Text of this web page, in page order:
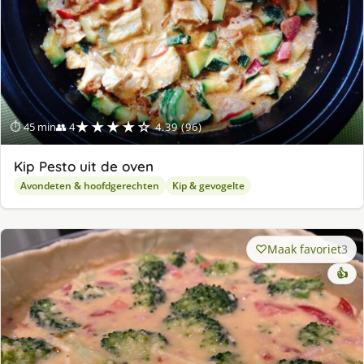
⏱ 45 min👥 4★★★★☆ 4.39 (96)
Kip Pesto uit de oven
Avondeten & hoofdgerechten Kip & gevogelte
Maak favoriet3
👍